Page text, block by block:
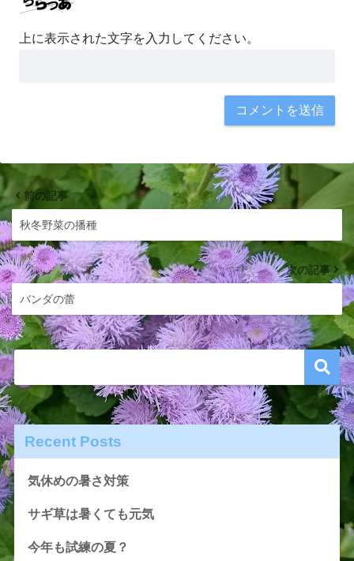
上に表示された文字を入力してください。
前の記事
秋冬野菜の播種
次の記事
バンダの蕾
Recent Posts
気休めの暑さ対策
サギ草は暑くても元気
今年も試練の夏？